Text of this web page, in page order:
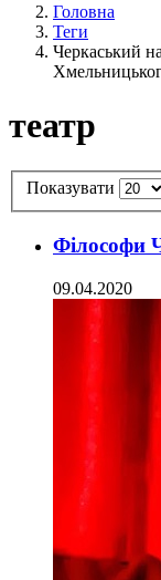
Головна
Теги
Черкаський
театр
Показувати
Філософи
09.04.2020